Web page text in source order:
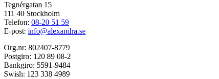
Tegnérgatan 15
111 40 Stockholm
Telefon: 08-20 51 59
E-post: info@alexandra.se
Org.nr: 802407-8779
Postgiro: 120 89 08-2
Bankgiro: 5591-9484
Swish: 123 338 4989